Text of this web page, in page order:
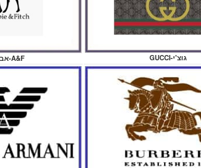
אברקרומבי-A&F GUCCI-גוצ'י